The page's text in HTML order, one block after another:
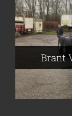
Brant
Brant
Auke
John